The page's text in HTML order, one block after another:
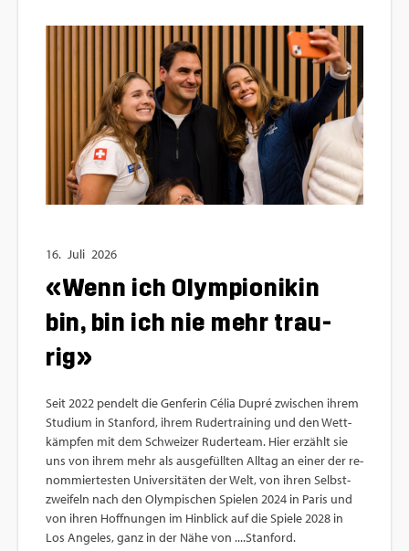
16. Juli 2026
«Wenn ich Olym­pio­ni­kin
bin, bin ich nie mehr trau­
rig»
Seit 2022 pen­delt die Gen­fe­rin Célia Dupré zwi­schen ihrem
Stu­di­um in Stan­ford, ihrem Ru­der­trai­ning und den Wett­
kämp­fen mit dem Schwei­zer Ru­der­team. Hier er­zählt sie
uns von ihrem mehr als aus­ge­füll­ten All­tag an einer der re­
nom­mier­tes­ten Uni­ver­si­tä­ten der Welt, von ihren Selbst­
zwei­feln nach den Olym­pi­schen Spie­len 2024 in Paris und
von ihren Hoff­nun­gen im Hin­blick auf die Spie­le 2028 in
Los An­ge­les, ganz in der Nähe von ....​Stanford.